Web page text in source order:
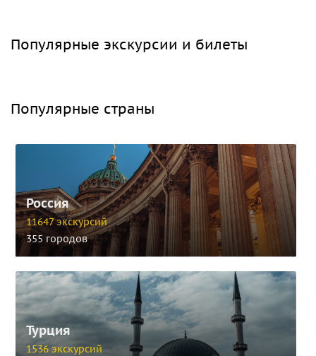
Популярные экскурсии и билеты
Популярные страны
Россия
11647 экскурсий
355 городов
Турция
1536 экскурсий